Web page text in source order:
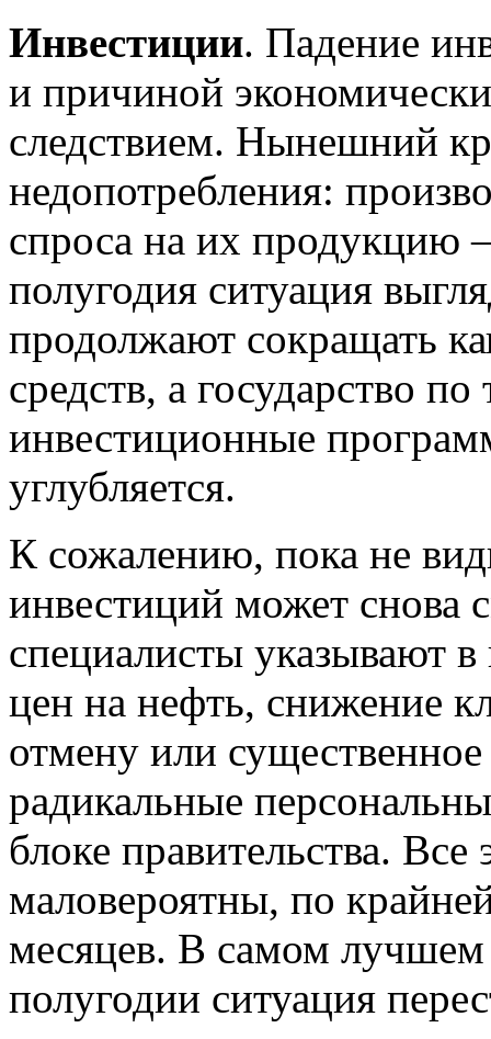
Инвестиции. Падение
и причиной
следствием. Нынешний
недопотребления:
спроса на их продукцию
полугодия ситуация
продолжают сокращать
средств, а государство
инвестиционные
углубляется.
К сожалению, пока не
инвестиций может снова
специалисты указывают в
цен на нефть, снижение
отмену или
радикальные
блоке правительства.
маловероятны, по
месяцев. В самом лучшем
полугодии ситуация